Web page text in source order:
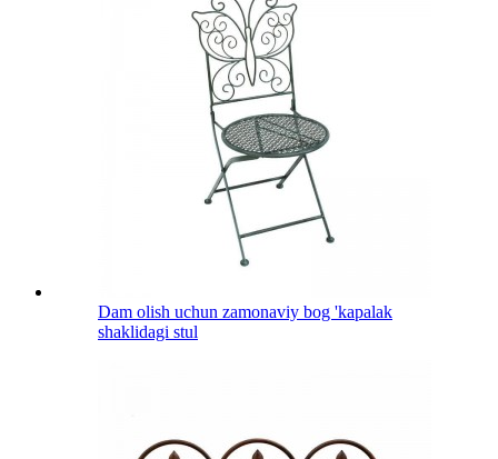
Dam olish uchun zamonaviy bog 'kapalak
shaklidagi stul